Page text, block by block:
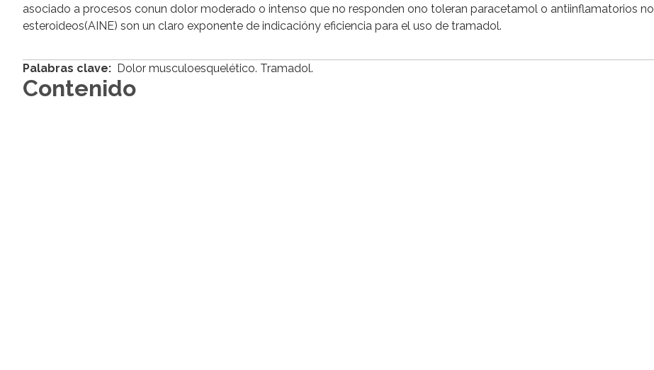
asociado a procesos conun dolor moderado o intenso que no responden ono toleran paracetamol o antiinflamatorios no
esteroideos(AINE) son un claro exponente de indicacióny eficiencia para el uso de tramadol.
Palabras clave: Dolor musculoesquelético. Tramadol.
Contenido